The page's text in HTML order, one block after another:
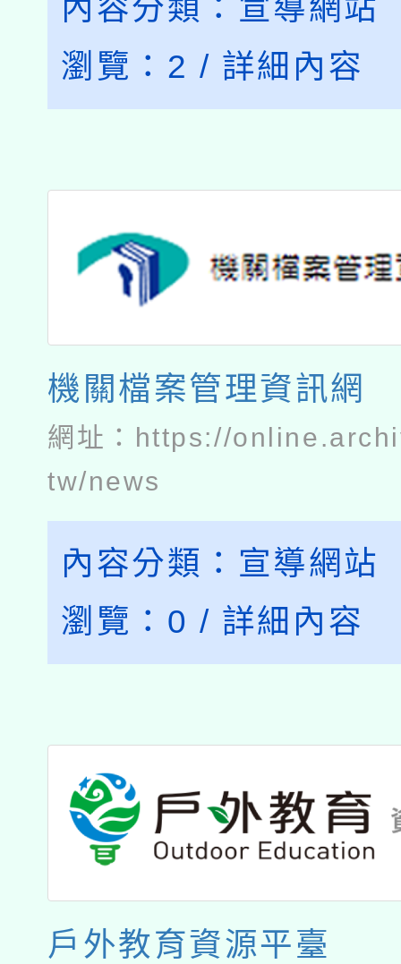
內容分類： 宣導網站
瀏覽： 2 / 詳細內容
機關檔案管理資訊網
網址：
https://
tw/news
內容分類： 宣導網站
瀏覽： 0 / 詳細內容
戶外教育資源平臺